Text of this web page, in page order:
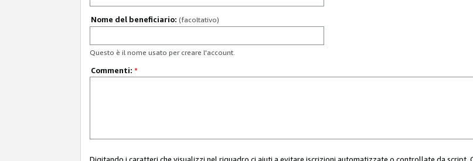
Nome del beneficiario: (facoltativo)
Questo è il nome usato per creare l'account.
Commenti: *